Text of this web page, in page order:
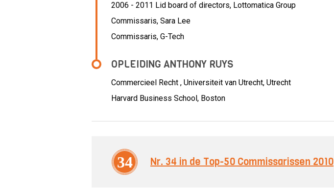
2006 - 2011 Lid board of directors, Lottomatica Group
Commissaris, Sara Lee
Commissaris, G-Tech
OPLEIDING ANTHONY RUYS
Commercieel Recht , Universiteit van Utrecht, Utrecht
Harvard Business School, Boston
34 Nr. 34 in de Top-50 Commissarissen 2010